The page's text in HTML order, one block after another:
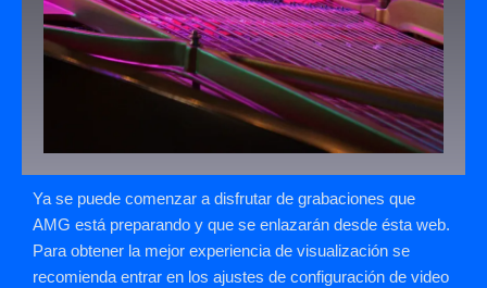
Ya se puede comenzar a disfrutar de grabaciones que
AMG está preparando y que se enlazarán desde ésta web.
Para obtener la mejor experiencia de visualización se
recomienda entrar en los ajustes de configuración de video